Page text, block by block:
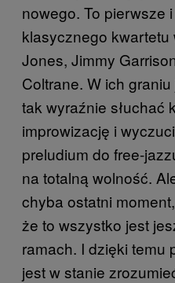
nowego. To pierwsze
klasycznego kwartetu
Jones, Jimmy
Coltrane. W ich
tak wyraźnie słuchać
improwizację i
preludium do free-
na totalną wolność.
chyba ostatni
że to wszystko jest
ramach. I dzięki temu
jest w stanie